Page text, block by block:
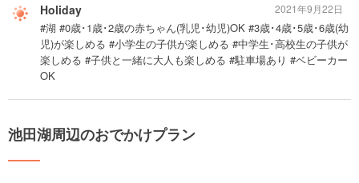
Holiday
#湖 #0歳･1歳･2歳の赤ちゃん(乳児･幼児)OK #3歳･4歳･5歳･6歳(幼
児)が楽しめる #小学生の子供が楽しめる #中学生･高校生の子供が
楽しめる #子供と一緒に大人も楽しめる #駐車場あり #ベビーカー
OK
2021年9月22日
池田湖周辺のおでかけプラン